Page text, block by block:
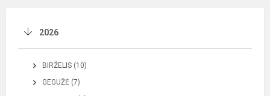
2026
BIRŽELIS (10)
GEGUŽĖ (7)